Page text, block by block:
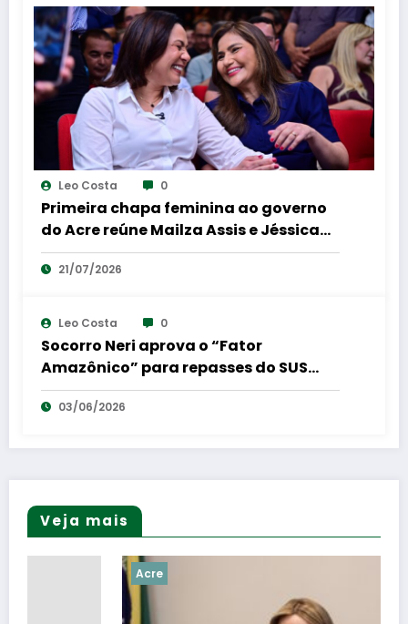
Leo Costa 0
Primeira chapa feminina ao governo
do Acre reúne Mailza Assis e Jéssica
Sales em coletiva de imprensa
21/07/2026
Leo Costa 0
Socorro Neri aprova o “Fator
Amazônico” para repasses do SUS
para a região Norte
03/06/2026
Veja mais